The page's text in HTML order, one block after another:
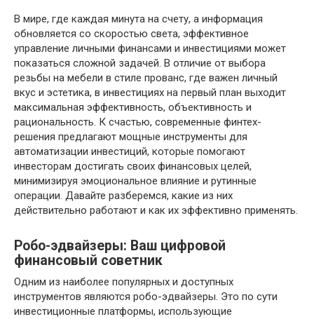
В мире, где каждая минута на счету, а информация
обновляется со скоростью света, эффективное
управление личными финансами и инвестициями может
показаться сложной задачей. В отличие от выбора
резьбы на мебели в стиле прованс, где важен личный
вкус и эстетика, в инвестициях на первый план выходит
максимальная эффективность, объективность и
рациональность. К счастью, современные финтех-
решения предлагают мощные инструменты для
автоматизации инвестиций, которые помогают
инвесторам достигать своих финансовых целей,
минимизируя эмоциональное влияние и рутинные
операции. Давайте разберемся, какие из них
действительно работают и как их эффективно применять.
Робо-эдвайзеры: Ваш цифровой
финансовый советник
Одним из наиболее популярных и доступных
инструментов являются робо-эдвайзеры. Это по сути
инвестиционные платформы, использующие